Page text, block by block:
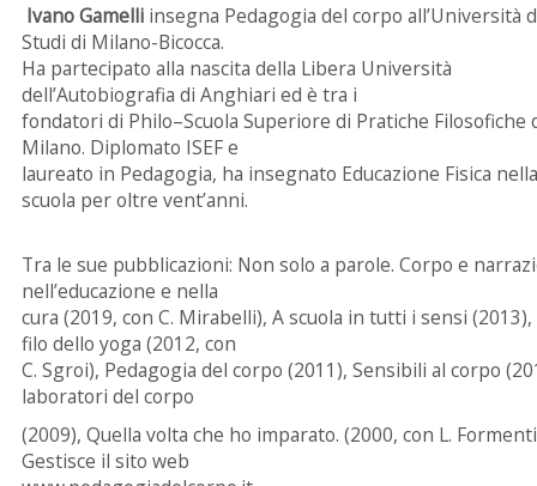
Ivano Gamelli insegna Pedagogia del corpo all’Università
Studi di Milano-Bicocca.
Ha partecipato alla nascita della Libera Università
dell’Autobiografia di Anghiari ed è tra i
fondatori di Philo–Scuola Superiore di Pratiche Filosofiche
Milano. Diplomato ISEF e
laureato in Pedagogia, ha insegnato Educazione Fisica nella
scuola per oltre vent’anni.
Tra le sue pubblicazioni: Non solo a parole. Corpo e
nell’educazione e nella
cura (2019, con C. Mirabelli), A scuola in tutti i sensi
filo dello yoga (2012, con
C. Sgroi), Pedagogia del corpo (2011), Sensibili al corpo
laboratori del corpo
(2009), Quella volta che ho imparato. (2000, con L.
Gestisce il sito web